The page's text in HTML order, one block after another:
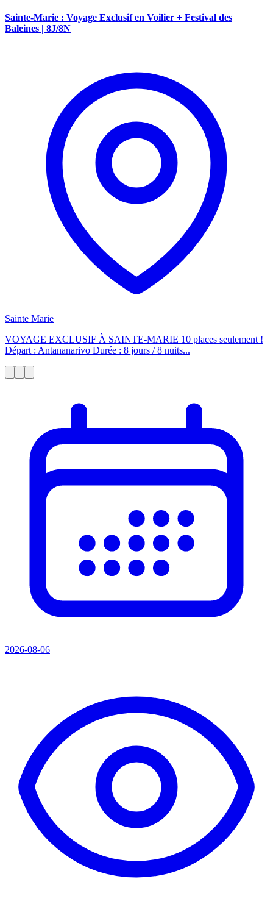
Sainte-Marie : Voyage Exclusif en Voilier + Festival des
Baleines | 8J/8N
Sainte Marie
VOYAGE EXCLUSIF À SAINTE-MARIE 10 places seulement !
Départ : Antananarivo Durée : 8 jours / 8 nuits...
2026-08-06